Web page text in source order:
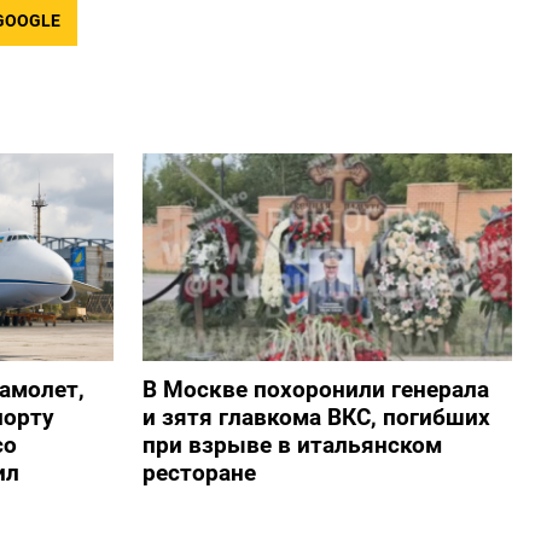
В Москве похоронили генерала
и зятя главкома ВКС, погибших
при взрыве в итальянском
ресторане